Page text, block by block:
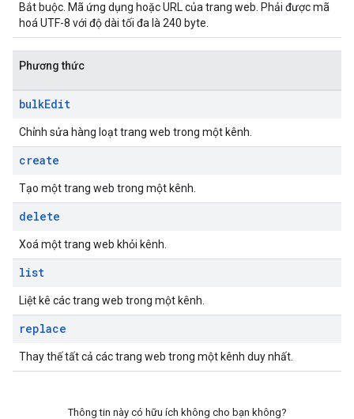
Bắt buộc. Mã ứng dụng hoặc URL của trang web. Phải được mã
hoá UTF-8 với độ dài tối đa là 240 byte.
Phương thức
bulkEdit
Chỉnh sửa hàng loạt trang web trong một kênh.
create
Tạo một trang web trong một kênh.
delete
Xoá một trang web khỏi kênh.
list
Liệt kê các trang web trong một kênh.
replace
Thay thế tất cả các trang web trong một kênh duy nhất.
Thông tin này có hữu ích không cho bạn không?